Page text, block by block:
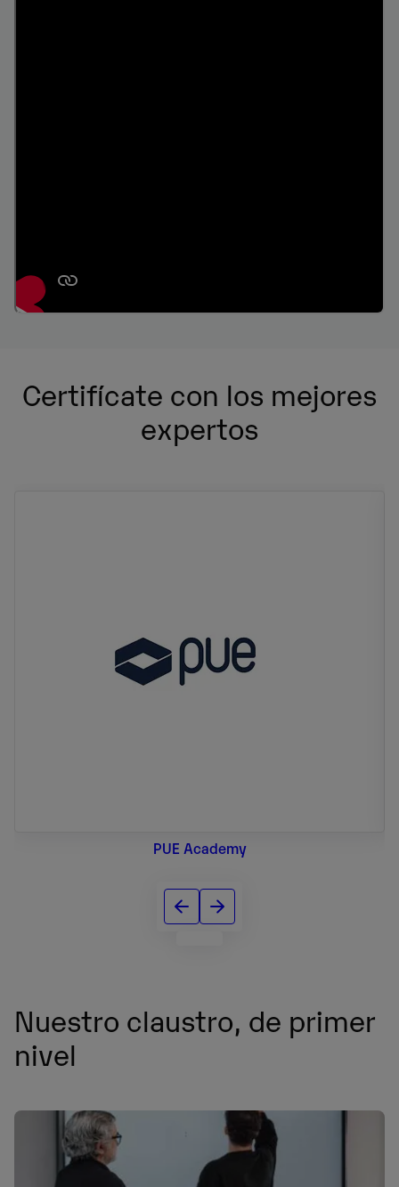
Certifícate con los mejores
expertos
PUE Academy
Nuestro claustro, de primer
nivel